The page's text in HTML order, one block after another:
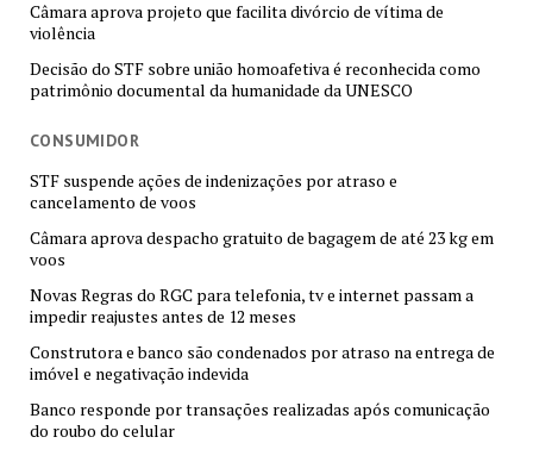
Câmara aprova projeto que facilita divórcio de vítima de
violência
Decisão do STF sobre união homoafetiva é reconhecida como
patrimônio documental da humanidade da UNESCO
CONSUMIDOR
STF suspende ações de indenizações por atraso e
cancelamento de voos
Câmara aprova despacho gratuito de bagagem de até 23 kg em
voos
Novas Regras do RGC para telefonia, tv e internet passam a
impedir reajustes antes de 12 meses
Construtora e banco são condenados por atraso na entrega de
imóvel e negativação indevida
Banco responde por transações realizadas após comunicação
do roubo do celular